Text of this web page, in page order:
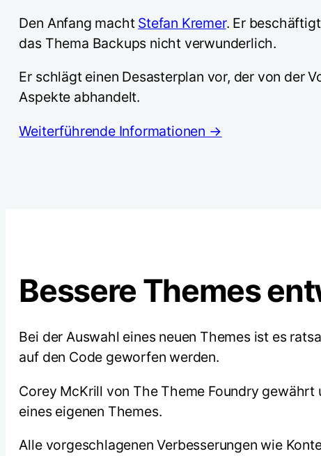
Den Anfang macht Stefan Kremer. Er
das Thema Backups nicht verwunderlich.
Er schlägt einen Desasterplan vor, der von der
Aspekte abhandelt.
Weiterführende Informationen →
Bessere Themes
Bei der Auswahl eines neuen Themes ist es
auf den Code geworfen werden.
Corey McKrill von The Theme Foundry
eines eigenen Themes.
Alle vorgeschlagenen Verbesserungen wie